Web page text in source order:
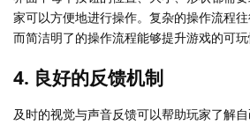
家可以方便地进行操作。复杂的操作流程
而简洁明了的操作流程能够提升游戏的可玩
4. 良好的反馈机制
及时的视觉与声音反馈可以帮助玩家了解